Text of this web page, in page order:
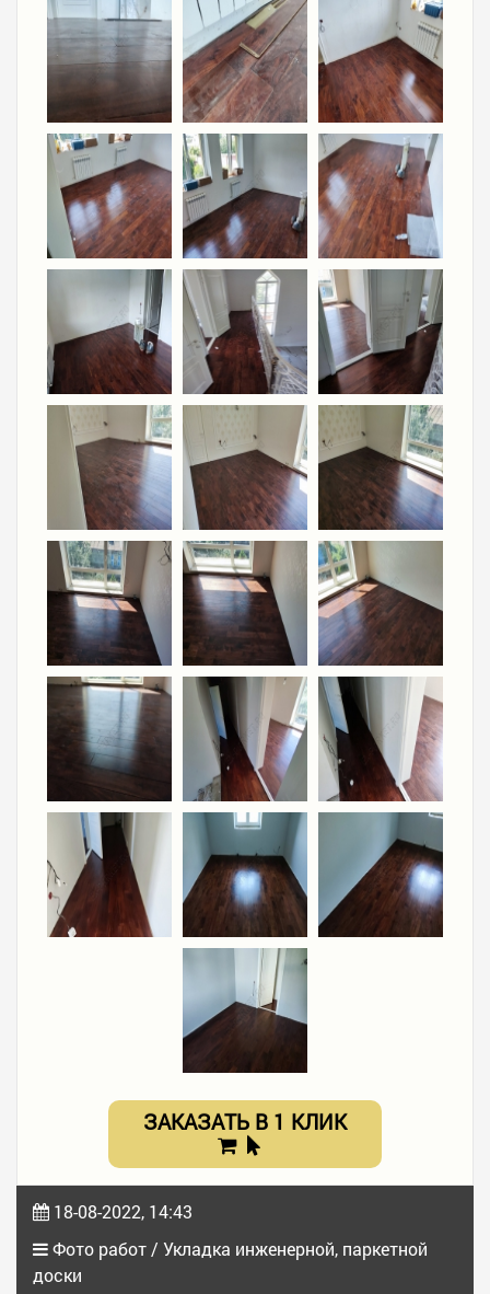
ЗАКАЗАТЬ В 1 КЛИК
18-08-2022, 14:43
Фото работ / Укладка инженерной, паркетной
доски